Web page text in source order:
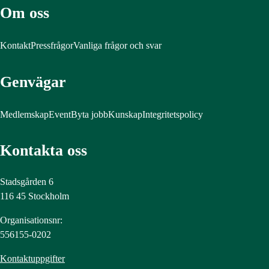
Om oss
KontaktPressfrågorVanliga frågor och svar
Genvägar
MedlemskapEventByta jobbKunskapIntegritetspolicy
Kontakta oss
Stadsgården 6
116 45 Stockholm
Organisationsnr:
556155-0202
Kontaktuppgifter